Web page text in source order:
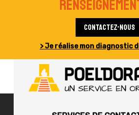
Contactez-nous
> Je réalise mon diagnostic